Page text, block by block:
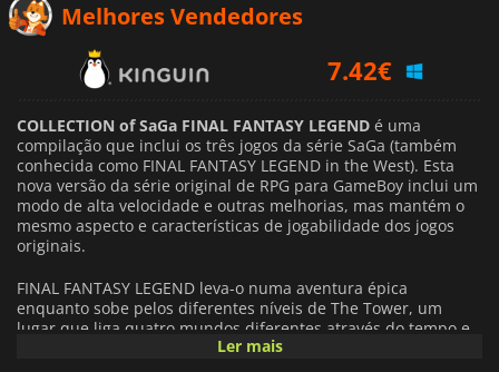
Melhores Vendedores
7.42€
7.81€
10.69€
COLLECTION of SaGa FINAL FANTASY LEGEND é uma
compilação que inclui os três jogos da série SaGa (também
conhecida como FINAL FANTASY LEGEND in the West). Esta
nova versão da série original de RPG para GameBoy inclui um
modo de alta velocidade e outras melhorias, mas mantém o
mesmo aspecto e características de jogabilidade dos jogos
originais.
FINAL FANTASY LEGEND leva-o numa aventura épica
enquanto sobe pelos diferentes níveis de The Tower, um
lugar que liga quatro mundos diferentes através do tempo e
do espaço. Controla um grupo de heróis que pretendem
Ler mais